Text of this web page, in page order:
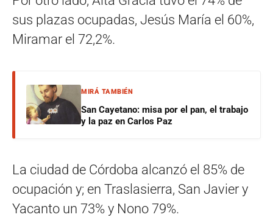
sus plazas ocupadas, Jesús María el 60%,
Miramar el 72,2%.
MIRÁ TAMBIÉN
San Cayetano: misa por el pan, el trabajo
y la paz en Carlos Paz
La ciudad de Córdoba alcanzó el 85% de
ocupación y; en Traslasierra, San Javier y
Yacanto un 73% y Nono 79%.